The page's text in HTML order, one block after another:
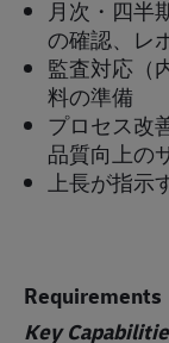
月次・四半
の確認、レ
監査対応（
料の準備
プロセス改
品質向上の
上長が指示
Requirements
Key